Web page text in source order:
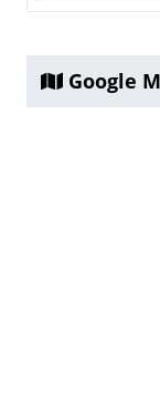
Google